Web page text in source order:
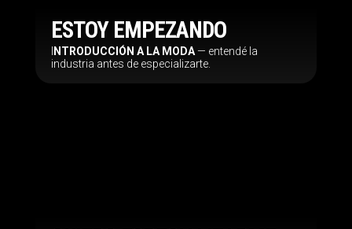
ESTOY EMPEZANDO
NTRODUCCIÓN A LA MODA— entendé la
industria antes de especializarte.